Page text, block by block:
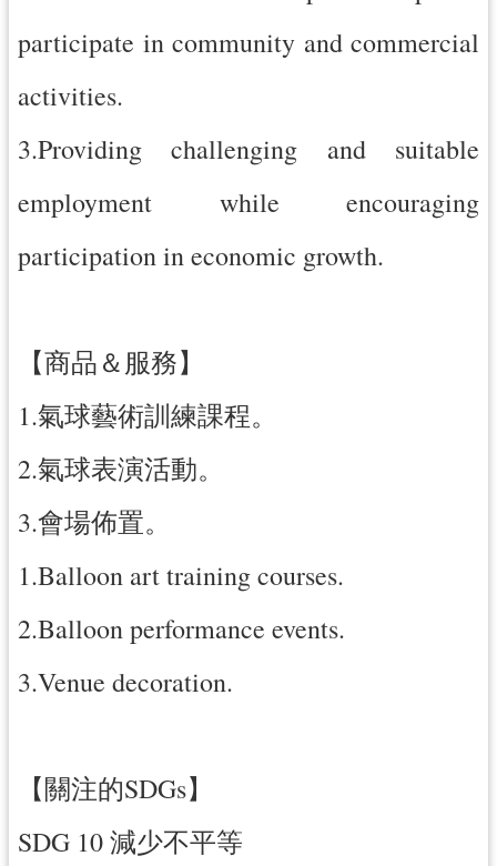
網
資
開
宣
participate in community and commercial
activities.
3.Providing challenging and suitable
employment while encouraging
participation in economic growth.
【商品＆服務】
1.氣球藝術訓練課程。
2.氣球表演活動。
3.會場佈置。
1.Balloon art training courses.
2.Balloon performance events.
3.Venue decoration.
【關注的SDGs】
SDG 10 減少不平等